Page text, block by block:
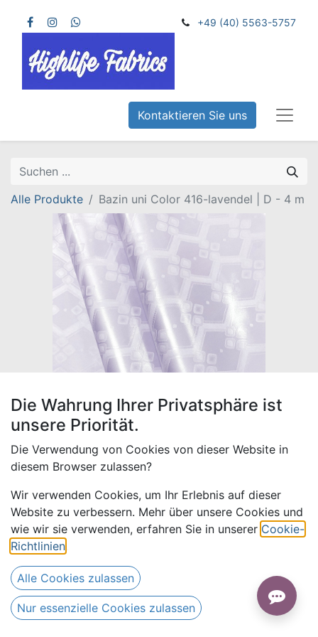
+49 (40) 5563-5757
Kontaktieren Sie uns
Alle Produkte Bazin uni Color 416-lavendel | D - 4 m
Bazin uni Color 416-lavendel |
D - 4 m
Drews Bazin
68,00€ Alle Preise inkl. MwSt. zzgl.
Die Wahrung Ihrer Privatsphäre ist
unsere Priorität.
Die Verwendung von Cookies von dieser Website in
diesem Browser zulassen?
Wir verwenden Cookies, um Ihr Erlebnis auf dieser
Website zu verbessern. Mehr über unsere Cookies und
wie wir sie verwenden, erfahren Sie in unserer Cookie-
Richtlinien
Alle Cookies zulassen
Nur essenzielle Cookies zulassen